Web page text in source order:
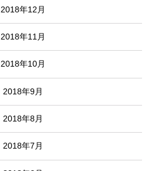
2018年12月
2018年11月
2018年10月
2018年9月
2018年8月
2018年7月